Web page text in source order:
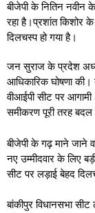
बीजेपी के नितिन नवीन
रहा है।प्रशांत किशोर के
दिलचस्प हो गया है।
जन सुराज के प्रदेश
आधिकारिक घोषणा
वीआईपी सीट पर
समीकरण पूरी तरह बदल
बीजेपी के गढ़ माने जाने
नए उम्मीदवार के लिए
सीट पर लड़ाई बेहद
बांकीपुर विधानसभा